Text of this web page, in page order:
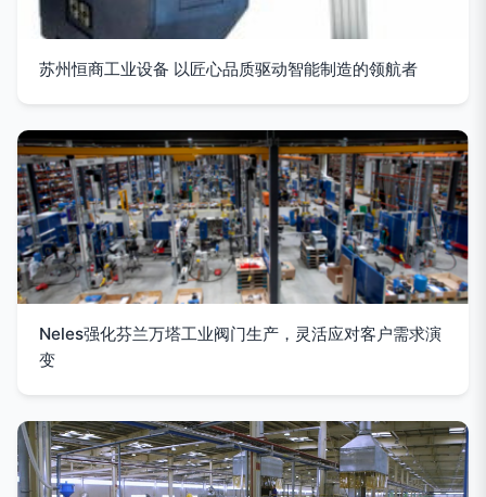
苏州恒商工业设备 以匠心品质驱动智能制造的领航者
Neles强化芬兰万塔工业阀门生产，灵活应对客户需求演
变